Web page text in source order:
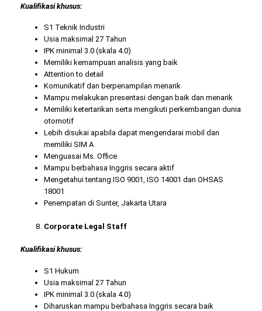
Kualifikasi khusus:
S1 Teknik Industri
Usia maksimal 27 Tahun
IPK minimal 3.0 (skala 4.0)
Memiliki kemampuan analisis yang baik
Attention to detail
Komunikatif dan berpenampilan menarik
Mampu melakukan presentasi dengan baik dan menarik
Memiliki ketertarikan serta mengikuti perkembangan dunia
otomotif
Lebih disukai apabila dapat mengendarai mobil dan
memiliki SIM A
Menguasai Ms. Office
Mampu berbahasa Inggris secara aktif
Mengetahui tentang ISO 9001, ISO 14001 dan OHSAS
18001
Penempatan di Sunter, Jakarta Utara
Corporate Legal Staff
Kualifikasi khusus:
S1 Hukum
Usia maksimal 27 Tahun
IPK minimal 3.0 (skala 4.0)
Diharuskan mampu berbahasa Inggris secara baik